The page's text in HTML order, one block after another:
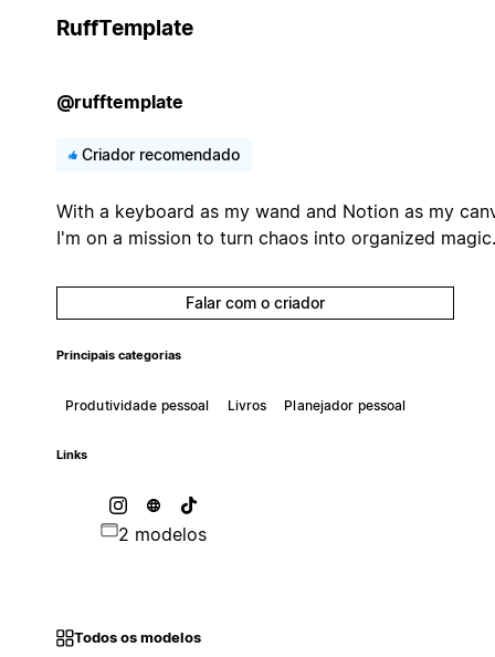
RuffTemplate
@rufftemplate
Criador recomendado
With a keyboard as my wand and Notion as my
I'm on a mission to turn chaos into organized magic.
Falar com o criador
Principais categorias
Produtividade pessoal Livros Planejador pessoal
Links
2 modelos
Todos os modelos